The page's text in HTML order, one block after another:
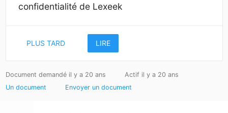
confidentialité de Lexeek
PLUS TARD LIRE
Document demandé il y a 20 ans
Actif il y a 20 ans
Un document
Envoyer un document